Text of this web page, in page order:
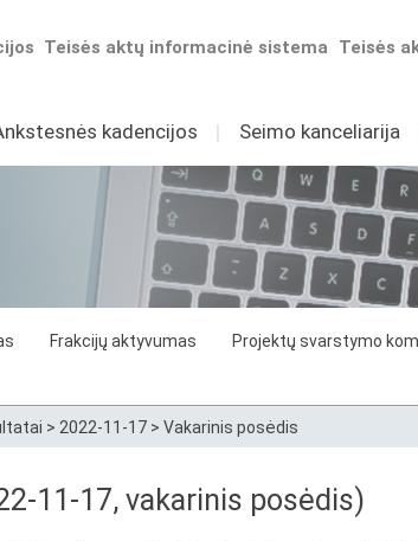
Teisės
Teisės aktų informacinė sistema
kadencijos I Seimo kanceliarija
Frakcijų aktyvumas
Projektų svarstymo
> 2022-11-17 > Vakarinis posėdis
11-17, vakarinis posėdis)